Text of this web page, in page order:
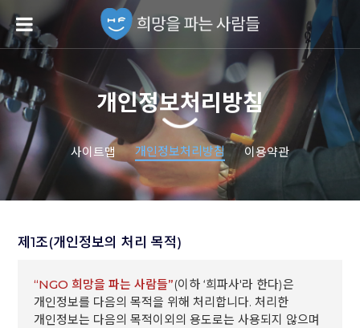
개인정보처리방침
사이트맵 개인정보처리방침 이용약관
제1조(개인정보의 처리 목적)
“NGO 희망을 파는 사람들”(이하 ‘희파사'라 한다)은
개인정보를 다음의 목적을 위해 처리합니다. 처리한
개인정보는 다음의 목적이외의 용도로는 사용되지 않으며